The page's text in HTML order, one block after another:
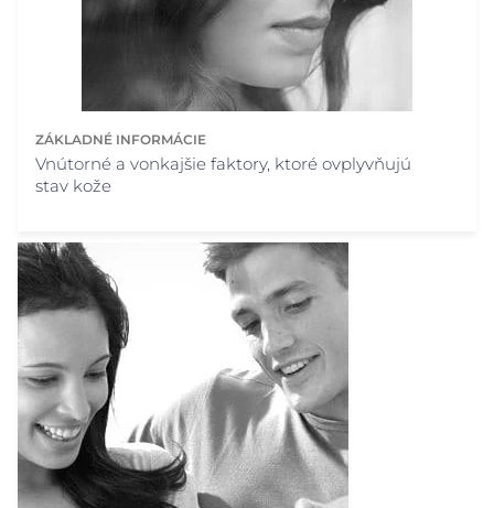
ZÁKLADNÉ INFORMÁCIE
Vnútorné a vonkajšie faktory, ktoré ovplyvňujú
stav kože